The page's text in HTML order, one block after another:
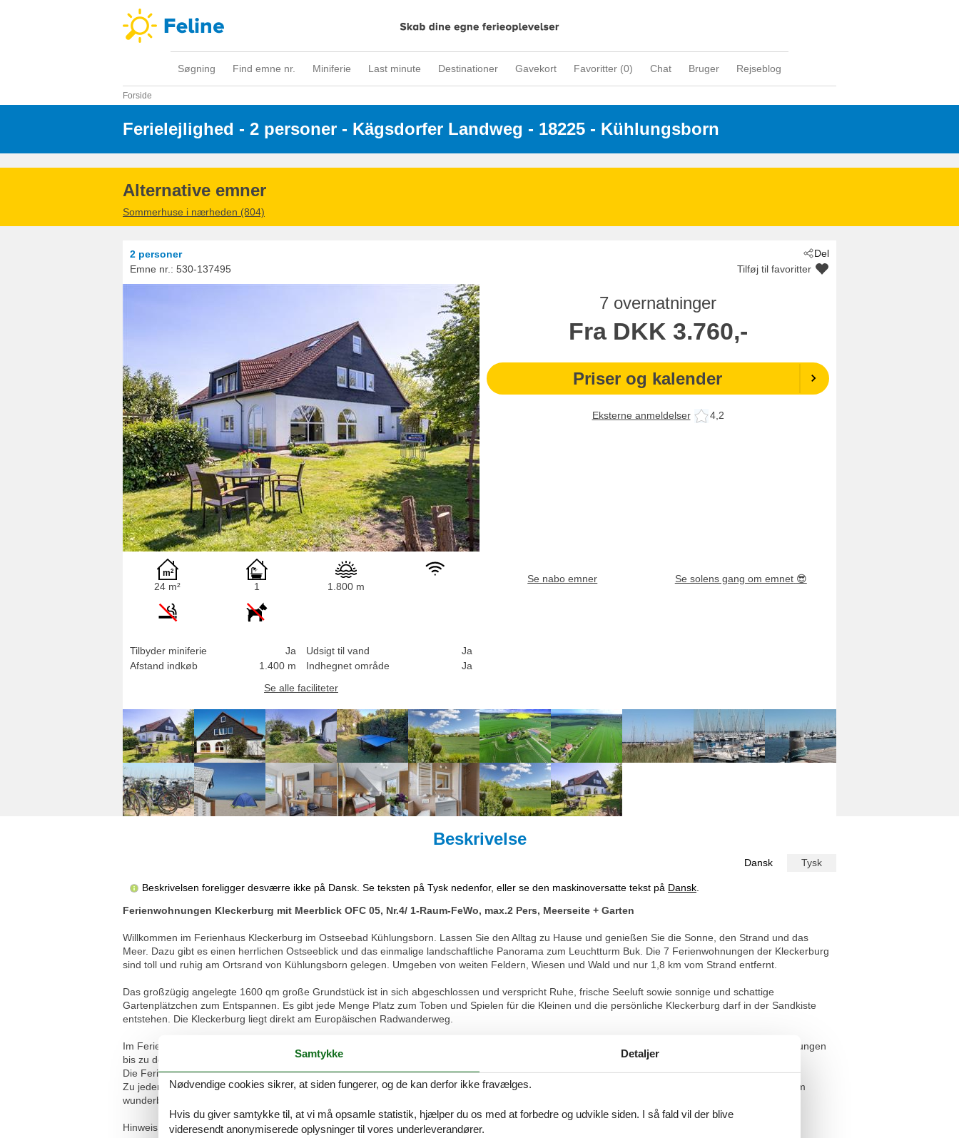
Søgning Find emne nr. Miniferie Last minute Destinationer Gavekort Favoritter (0) Chat Bruger Rejseblog
Forside
Ferielejlighed - 2 personer - Kägsdorfer Landweg - 18225 - Kühlungsborn
Alternative emner
Sommerhuse i nærheden (804)
Del
2 personer
Emne nr.: 530-137495 Tilføj til favoritter
7 overnatninger
Fra DKK 3.760,-
Priser og kalender
Eksterne anmeldelser 4,2
24 m² 1 1.800 m
Tilbyder miniferie
Ja
Afstand indkøb
1.400 m
Udsigt til vand
Ja
Indhegnet område
Ja
Se alle faciliteter
Se nabo emner Se solens gang om emnet 😎
Beskrivelse
Dansk Tysk
Beskrivelsen foreligger desværre ikke på Dansk. Se teksten på Tysk nedenfor, eller se den maskinoversatte tekst på Dansk
Ferienwohnungen Kleckerburg mit Meerblick OFC 05, Nr.4/ 1-Raum-FeWo, max.2 Pers, Meerseite + Garten
Willkommen im Ferienhaus Kleckerburg im Ostseebad Kühlungsborn. Lassen Sie den Alltag zu Hause und genießen Sie die Sonne, den Strand und das
Meer. Dazu gibt es einen herrlichen Ostseeblick und das einmalige landschaftliche Panorama zum Leuchtturm Buk. Die 7 Ferienwohnungen der Kleckerburg
sind toll und ruhig am Ortsrand von Kühlungsborn gelegen. Umgeben von weiten Feldern, Wiesen und Wald und nur 1,8 km vom Strand entfernt.
Das großzügig angelegte 1600 qm große Grundstück ist in sich abgeschlossen und verspricht Ruhe, frische Seeluft sowie sonnige und schattige
Gartenplätzchen zum Entspannen. Es gibt jede Menge Platz zum Toben und Spielen für die Kleinen und die persönliche Kleckerburg darf in der Sandkiste
entstehen. Die Kleckerburg liegt direkt am Europäischen Radwanderweg.
Im Ferienhaus Kleckerburg befinden sich 7 separate Ferienwohnungen. Vom kuscheligen 1- Zimmer- Appartement, über 2- Raum Maisonette- Wohnungen
bis zu den großen Familien- Ferienwohnungen ist für jeden Gast das passende Quartier dabei.
Die Ferienwohnungen können separat, aber auch kombiniert für Großfamilien oder auch Gruppen von bis zu 19 Personen gebucht werden.
Zu jeder Wohnung gibt es einen separaten Sitzbereich im Garten oder eine direkt angeschlossene Terrasse. Im Garten erfreuen sich die Gäste an dem
wunderbaren Weitblick bis zur Ostsee.
Hinweis: Der Ferienhof am Leuchtturm OFC 04 mit 7 weiteren Ferienwohnungen liegt direkt nebenan.
Samtykke Detaljer
Nødvendige cookies sikrer, at siden fungerer, og de kan derfor ikke fravælges.
Hvis du giver samtykke til, at vi må opsamle statistik, hjælper du os med at forbedre og udvikle siden. I så fald vil der blive
videresendt anonymiserede oplysninger til vores underleverandører.